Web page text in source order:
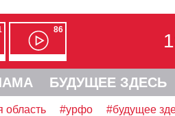
86
БУДУЩЕЕ ЗДЕСЬ
область #урфо #будущее